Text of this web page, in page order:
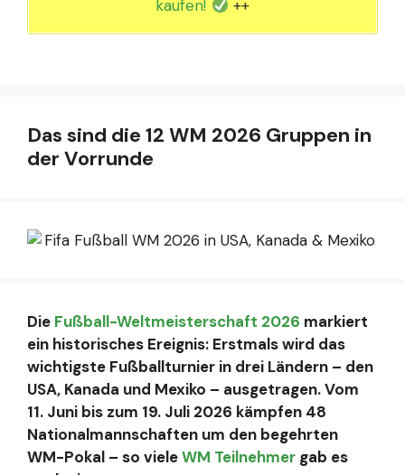
kaufen!
++
Das sind die 12 WM 2026 Gruppen in
der Vorrunde
Die Fußball-Weltmeisterschaft 2026 markiert
ein historisches Ereignis: Erstmals wird das
wichtigste Fußballturnier in drei Ländern – den
USA, Kanada und Mexiko – ausgetragen. Vom
11. Juni bis zum 19. Juli 2026 kämpfen 48
Nationalmannschaften um den begehrten
WM-Pokal – so vieleWM Teilnehmer gab es